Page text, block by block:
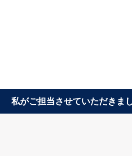
私がご担当させていただきま